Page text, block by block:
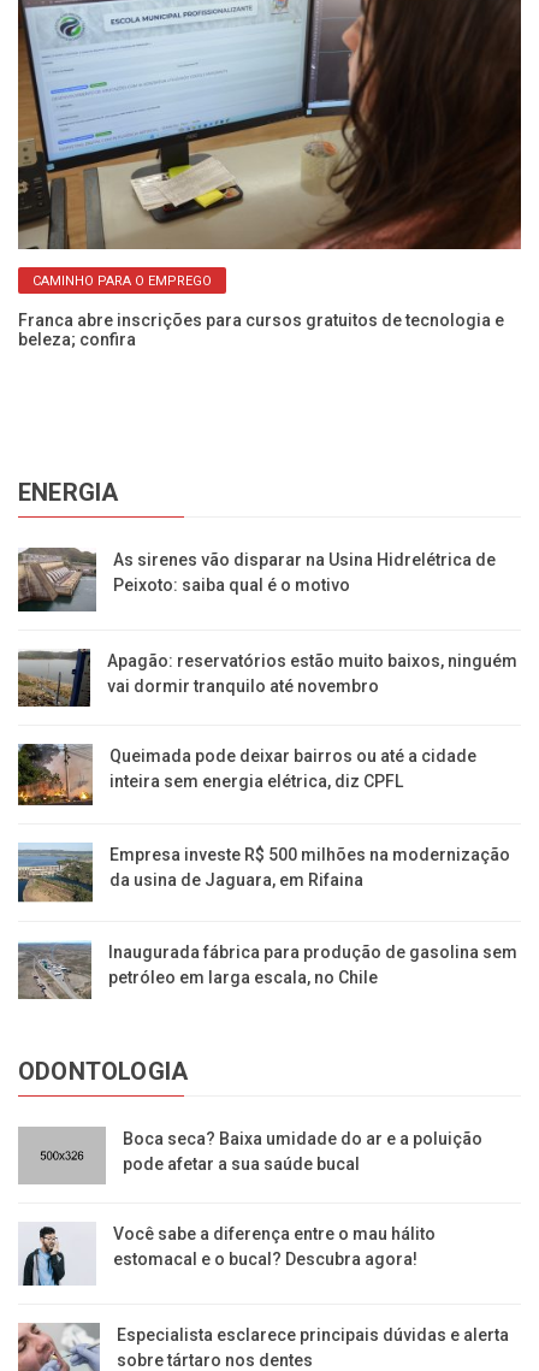
CAMINHO PARA O EMPREGO
Franca abre inscrições para cursos gratuitos de tecnologia e
beleza; confira
ENERGIA
As sirenes vão disparar na Usina Hidrelétrica de
Peixoto: saiba qual é o motivo
Apagão: reservatórios estão muito baixos, ninguém
vai dormir tranquilo até novembro
Queimada pode deixar bairros ou até a cidade
inteira sem energia elétrica, diz CPFL
Empresa investe R$ 500 milhões na modernização
da usina de Jaguara, em Rifaina
Inaugurada fábrica para produção de gasolina sem
petróleo em larga escala, no Chile
ODONTOLOGIA
Boca seca? Baixa umidade do ar e a poluição
pode afetar a sua saúde bucal
Você sabe a diferença entre o mau hálito
estomacal e o bucal? Descubra agora!
Especialista esclarece principais dúvidas e alerta
sobre tártaro nos dentes